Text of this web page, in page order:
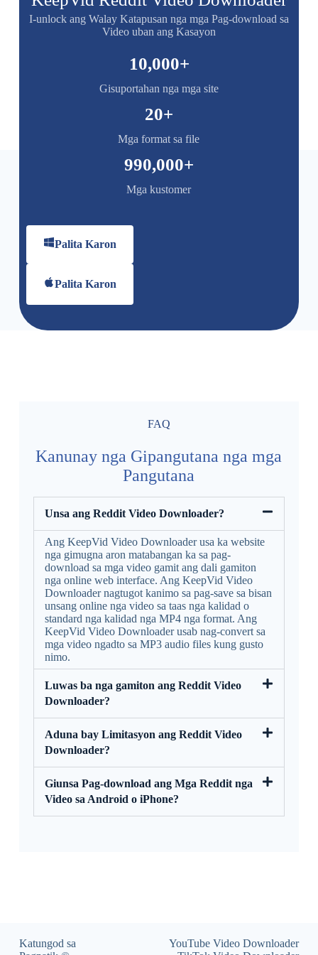
I-unlock ang Walay Katapusan nga mga Pag-download sa
Video uban ang Kasayon
Gisuportahan nga mga site
10,000+
Mga format sa file
20+
Mga kustomer
990,000+
Palita Karon
Palita Karon
FAQ
Kanunay nga Gipangutana nga mga
Pangutana
Unsa ang Reddit Video Downloader?
Ang KeepVid Video Downloader usa ka website
nga gimugna aron matabangan ka sa pag-
download sa mga video gamit ang dali gamiton
nga online web interface. Ang KeepVid Video
Downloader nagtugot kanimo sa pag-save sa bisan
unsang online nga video sa taas nga kalidad o
standard nga kalidad nga MP4 nga format. Ang
KeepVid Video Downloader usab nag-convert sa
mga video ngadto sa MP3 audio files kung gusto
nimo.
Luwas ba nga gamiton ang Reddit Video
Downloader?
Aduna bay Limitasyon ang Reddit Video
Downloader?
Giunsa Pag-download ang Mga Reddit nga
Video sa Android o iPhone?
Katungod sa
YouTube Video Downloader